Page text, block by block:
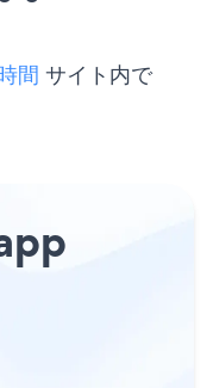
間 サイト内で